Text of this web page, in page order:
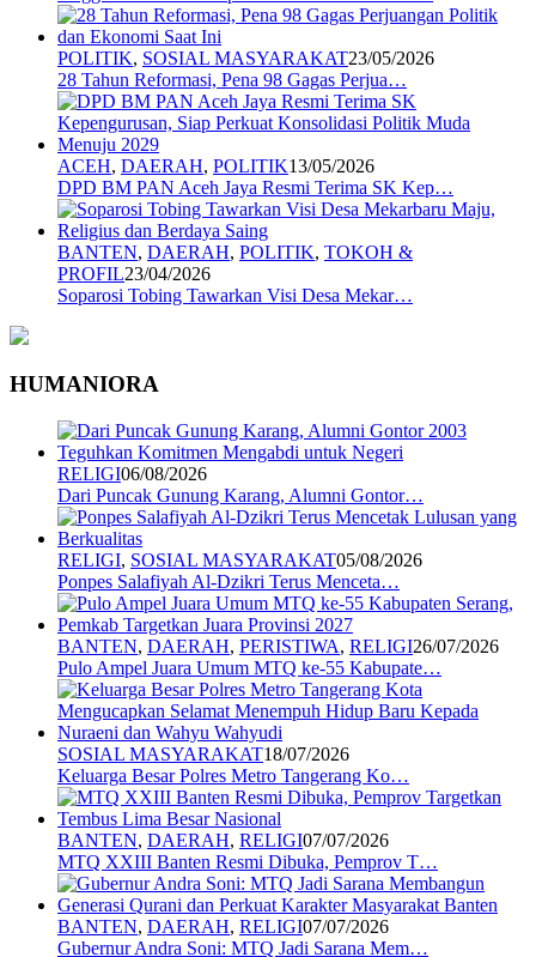
POLITIK, SOSIAL MASYARAKAT23/05/2026
28 Tahun Reformasi, Pena 98 Gagas Perjua…
ACEH, DAERAH, POLITIK13/05/2026
DPD BM PAN Aceh Jaya Resmi Terima SK Kep…
BANTEN, DAERAH, POLITIK, TOKOH &
PROFIL23/04/2026
Soparosi Tobing Tawarkan Visi Desa Mekar…
HUMANIORA
RELIGI06/08/2026
Dari Puncak Gunung Karang, Alumni Gontor…
RELIGI, SOSIAL MASYARAKAT05/08/2026
Ponpes Salafiyah Al-Dzikri Terus Menceta…
BANTEN, DAERAH, PERISTIWA, RELIGI26/07/2026
Pulo Ampel Juara Umum MTQ ke-55 Kabupate…
SOSIAL MASYARAKAT18/07/2026
Keluarga Besar Polres Metro Tangerang Ko…
BANTEN, DAERAH, RELIGI07/07/2026
MTQ XXIII Banten Resmi Dibuka, Pemprov T…
BANTEN, DAERAH, RELIGI07/07/2026
Gubernur Andra Soni: MTQ Jadi Sarana Mem…